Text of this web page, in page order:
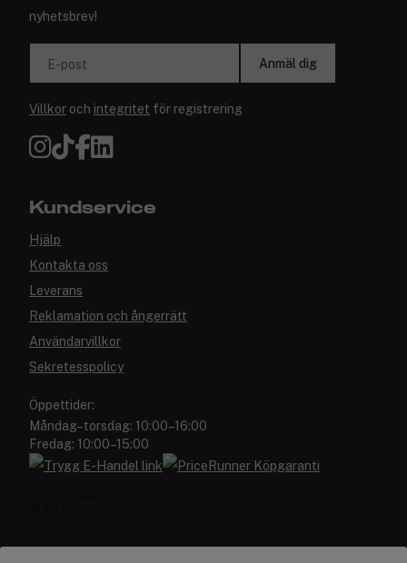
nyhetsbrev!
E-post Anmäl dig
Villkor och integritet för registrering
Kundservice
Hjälp
Kontakta oss
Leverans
Reklamation och ångerrätt
Användarvillkor
Sekretesspolicy
Öppettider:
Måndag–torsdag: 10:00–16:00
Fredag: 10:00–15:00